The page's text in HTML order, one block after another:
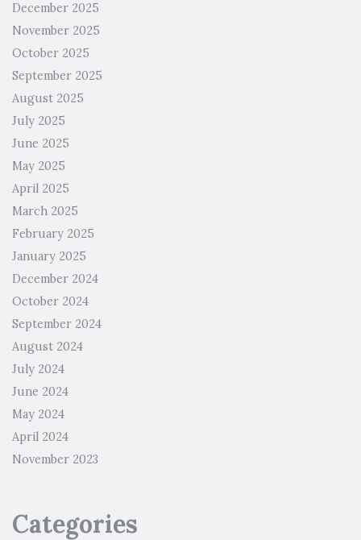
December 2025
November 2025
October 2025
September 2025
August 2025
July 2025
June 2025
May 2025
April 2025
March 2025
February 2025
January 2025
December 2024
October 2024
September 2024
August 2024
July 2024
June 2024
May 2024
April 2024
November 2023
Categories